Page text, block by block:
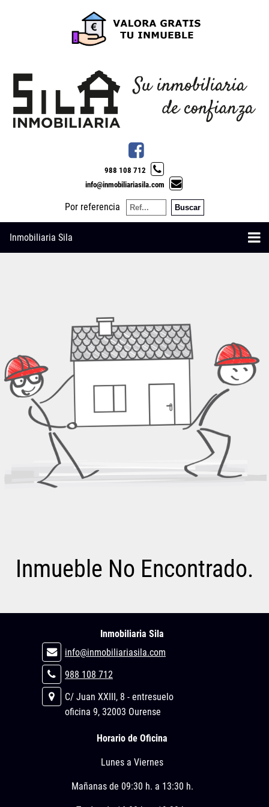
988 108 712
info@inmobiliariasila.com
Inmobiliaria Sila
Por referencia
Inmueble No Encontrado.
Inmobiliaria Sila
info@inmobiliariasila.com
988 108 712
C/ Juan XXIII, 8 - entresuelo
oficina 9, 32003 Ourense
Horario de Oficina
Lunes a Viernes
Mañanas de 09:30 h. a 13:30 h.